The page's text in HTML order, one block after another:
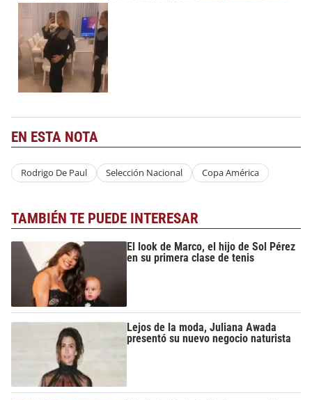
EN ESTA NOTA
Rodrigo De Paul Selección Nacional Copa América
TAMBIÉN TE PUEDE INTERESAR
El look de Marco, el hijo de Sol Pérez
en su primera clase de tenis
Lejos de la moda, Juliana Awada
presentó su nuevo negocio naturista